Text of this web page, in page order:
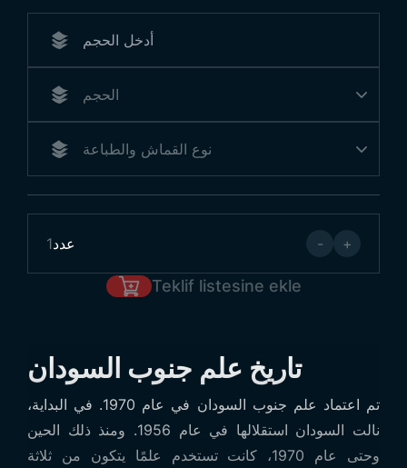
1عدد - +
Teklif listesine ekle
تاريخ علم جنوب السودان
تم اعتماد علم جنوب السودان في عام 1970. في البداية،
نالت السودان استقلالها في عام 1956. ومنذ ذلك الحين
وحتى عام 1970، كانت تستخدم علمًا يتكون من ثلاثة